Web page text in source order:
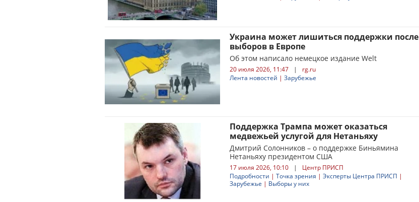
Украина может лишиться поддержки после
выборов в Европе
Об этом написало немецкое издание Welt
20 июля 2026, 11:47 |
rg.ru
Лента новостей | Зарубежье
Поддержка Трампа может оказаться
медвежьей услугой для Нетаньяху
Дмитрий Солонников – о поддержке Биньямина
Нетаньяху президентом США
17 июля 2026, 10:10 |
Центр ПРИСП
Подробности | Точка зрения | Эксперты Центра ПРИСП |
Зарубежье | Выборы у них